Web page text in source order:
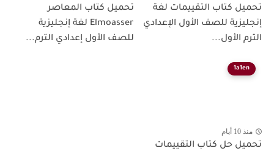
تحميل كتاب التقييمات لغة
إنجليزية للصف الأول الإعدادي
الترم الأول...
تحميل كتاب المعاصر
Elmoasser لغة إنجليزية
للصف الأول إعدادي الترم...
1a1en
منذ 10 أيام
تحميل حل كتاب التقييمات